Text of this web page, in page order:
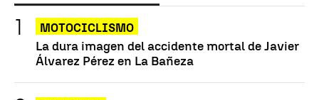
MOTOCICLISMO
La dura imagen del accidente mortal de Javier
Álvarez Pérez en La Bañeza